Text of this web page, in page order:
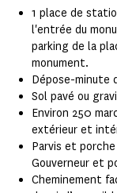
1 place de
l'entrée du
parking de la
monument.
Dépose-minute
Sol pavé ou
Environ 250
extérieur et
Parvis et
Gouverneur et
Cheminement